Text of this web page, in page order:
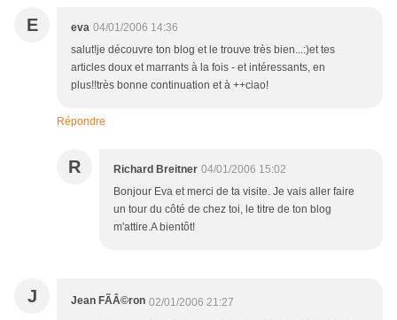
E eva 04/01/2006 14:36
salut!je découvre ton blog et le trouve très bien...:)et tes
articles doux et marrants à la fois - et intéressants, en
plus!!très bonne continuation et à ++ciao!
Répondre
R Richard Breitner 04/01/2006 15:02
Bonjour Eva et merci de ta visite. Je vais aller faire
un tour du côté de chez toi, le titre de ton blog
m'attire.A bientôt!
J Jean FÃÂ©ron 02/01/2006 21:27